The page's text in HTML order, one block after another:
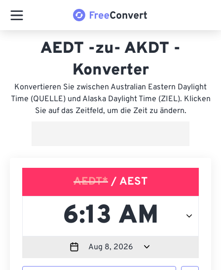
AEDT -zu- AKDT -
Konverter
Konvertieren Sie zwischen Australian Eastern Daylight
Time (QUELLE) und Alaska Daylight Time (ZIEL). Klicken
Sie auf das Zeitfeld, um die Zeit zu ändern.
AEDT* / AEST